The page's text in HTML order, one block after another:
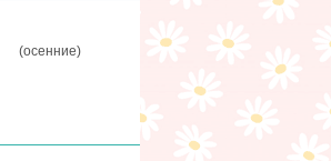
(осенние)